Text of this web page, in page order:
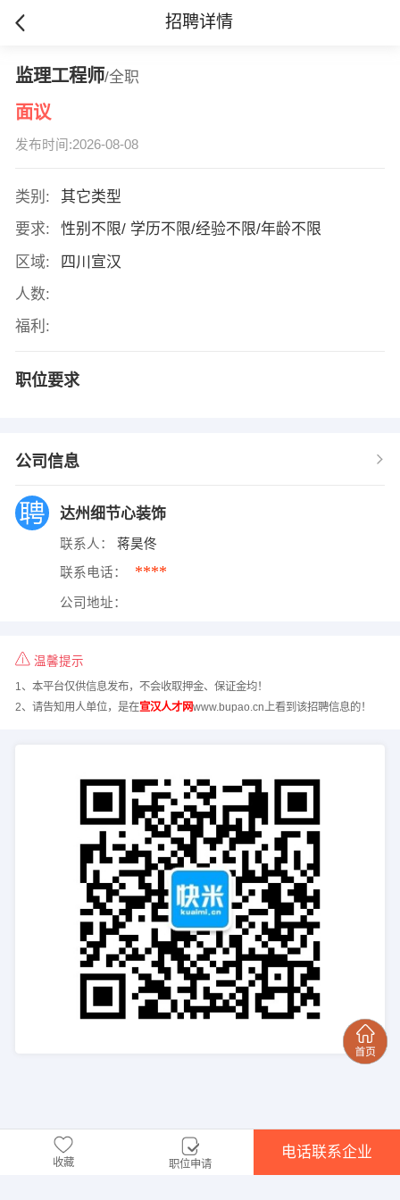
招聘详情
监理工程师/全职
面议
发布时间:2026-08-08
类别:
其它类型
要求:
性别不限/ 学历不限/经验不限/年龄不限
区域:
四川宣汉
人数:
福利:
职位要求
公司信息
达州细节心装饰
联系人： 蒋昊佟
联系电话： ****
公司地址：
温馨提示
1、本平台仅供信息发布，不会收取押金、保证金均！
2、请告知用人单位，是在宣汉人才网www.bupao.cn上看到该招聘信息的！
收藏 职位申请
电话联系企业